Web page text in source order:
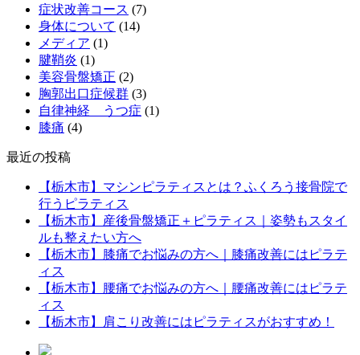
症状改善コース (7)
身体について (14)
メディア (1)
腱鞘炎 (1)
美容骨盤矯正 (2)
胸郭出口症候群 (3)
自律神経 うつ症 (1)
膝痛 (4)
最近の投稿
【栃木市】マシンピラティスとは？ふくろう接骨院で
行うピラティス
【栃木市】産後骨盤矯正＋ピラティス｜姿勢もスタイ
ルも整えたい方へ
【栃木市】膝痛でお悩みの方へ｜膝痛改善にはピラテ
ィス
【栃木市】腰痛でお悩みの方へ｜腰痛改善にはピラテ
ィス
【栃木市】肩こり改善にはピラティスがおすすめ！